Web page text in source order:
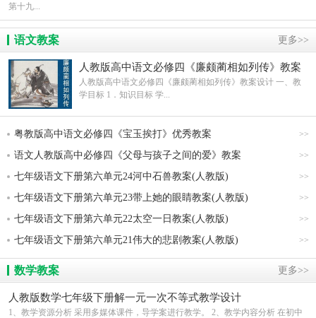
第十九...
更多>>
语文教案
人教版高中语文必修四《廉颇蔺相如列传》教案
设计
人教版高中语文必修四《廉颇蔺相如列传》教案设计 一、教
学目标 1．知识目标 学...
>>
粤教版高中语文必修四《宝玉挨打》优秀教案
>>
语文人教版高中必修四《父母与孩子之间的爱》教案
>>
七年级语文下册第六单元24河中石兽教案(人教版)
>>
七年级语文下册第六单元23带上她的眼睛教案(人教版)
>>
七年级语文下册第六单元22太空一日教案(人教版)
>>
七年级语文下册第六单元21伟大的悲剧教案(人教版)
更多>>
数学教案
人教版数学七年级下册解一元一次不等式教学设计
1、教学资源分析 采用多媒体课件，导学案进行教学。 2、教学内容分析 在初中